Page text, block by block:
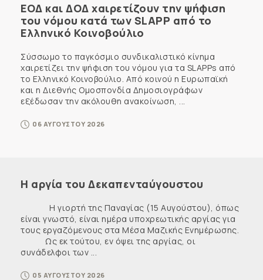
ΕΟΔ και ΔΟΔ χαιρετίζουν την ψήφιση
του νόμου κατά των SLAPP από το
Ελληνικό Κοινοβούλιο
Σύσσωμο το παγκόσμιο συνδικαλιστικό κίνημα
χαιρετίζει την ψήφιση του νόμου για τα SLAPPs από
το Ελληνικό Κοινοβούλιο. Από κοινού η Ευρωπαϊκή
και η Διεθνής Ομοσπονδία Δημοσιογράφων
εξέδωσαν την ακόλουθη ανακοίνωση, ...
06 ΑΥΓΟΥΣΤΟΥ 2026
Η αργία του Δεκαπενταύγουστου
Η γιορτή της Παναγίας (15 Αυγούστου), όπως
είναι γνωστό, είναι ημέρα υποχρεωτικής αργίας για
τους εργαζόμενους στα Μέσα Μαζικής Ενημέρωσης.
Ως εκ τούτου, εν όψει της αργίας, οι
συνάδελφοι των ...
05 ΑΥΓΟΥΣΤΟΥ 2026